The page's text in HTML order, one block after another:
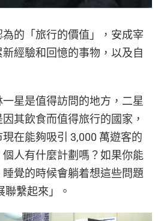
的「旅行的價值」，安成宰
經驗和回憶的事物，以及自
星是值得訪問的地方，二星
其飲食而值得旅行的國家，
在能夠吸引 3,000 萬遊客的
人有什麼計劃嗎？如果你能
覺的時候會躺着想這些問題
聯繫起來」。